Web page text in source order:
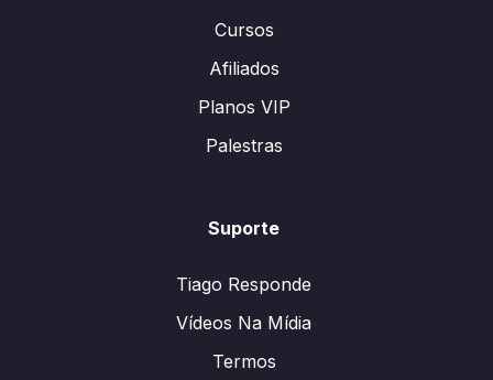
Cursos
Afiliados
Planos VIP
Palestras
Suporte
Tiago Responde
Vídeos Na Mídia
Termos